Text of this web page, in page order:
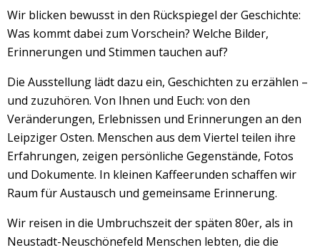
Wir blicken bewusst in den Rückspiegel der Geschichte:
Was kommt dabei zum Vorschein? Welche Bilder,
Erinnerungen und Stimmen tauchen auf?
Die Ausstellung lädt dazu ein, Geschichten zu erzählen –
und zuzuhören. Von Ihnen und Euch: von den
Veränderungen, Erlebnissen und Erinnerungen an den
Leipziger Osten. Menschen aus dem Viertel teilen ihre
Erfahrungen, zeigen persönliche Gegenstände, Fotos
und Dokumente. In kleinen Kaffeerunden schaffen wir
Raum für Austausch und gemeinsame Erinnerung.
Wir reisen in die Umbruchszeit der späten 80er, als in
Neustadt-Neuschönefeld Menschen lebten, die die